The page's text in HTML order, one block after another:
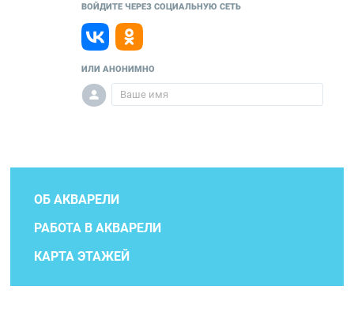
ВОЙДИТЕ ЧЕРЕЗ СОЦИАЛЬНУЮ СЕТЬ
ИЛИ АНОНИМНО
ОБ АКВАРЕЛИ
РАБОТА В АКВАРЕЛИ
КАРТА ЭТАЖЕЙ